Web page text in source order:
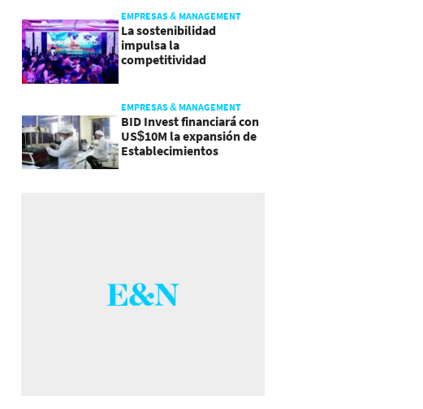
EMPRESAS & MANAGEMENT
La sostenibilidad
impulsa la
competitividad
EMPRESAS & MANAGEMENT
BID Invest financiará con
US$10M la expansión de
Establecimientos